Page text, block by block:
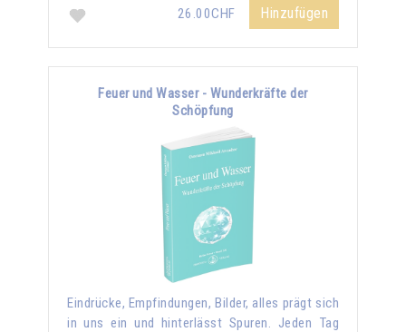
26.00CHF Hinzufügen
Feuer und Wasser - Wunderkräfte der
Schöpfung
Eindrücke, Empfindungen, Bilder, alles prägt sich
in uns ein und hinterlässt Spuren. Jeden Tag